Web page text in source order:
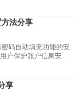
法分享
密码自动填充功能的安
户保护账户信息安
享